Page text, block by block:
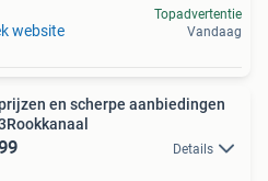
website
Topadvertentie
Vandaag
en scherpe aanbiedingen
Details